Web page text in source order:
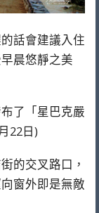
話會建議入住
晨悠靜之美
了「星巴克嚴
22日)
的交叉路口，
窗外即是無敵